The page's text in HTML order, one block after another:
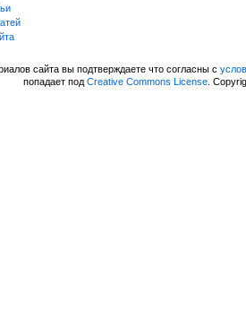
сайта вы подтверждаете что согласны с
попадает под Creative Commons License.